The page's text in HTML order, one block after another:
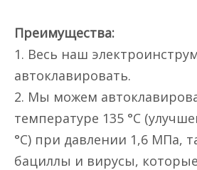
Преимущества:
1. Весь наш
автоклавировать.
2. Мы можем
температуре 135 °C
°C) при давлении 1,6 МПа,
бациллы и вирусы,